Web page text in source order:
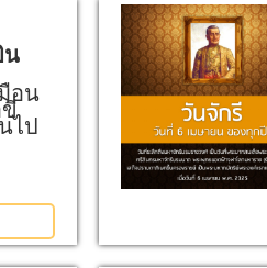
น
อน
ขี่
ไป